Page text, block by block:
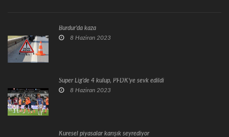
Burdur'da kaza
8 Haziran 2023
Süper Lig'de 4 kulüp, PFDK'ye sevk edildi
8 Haziran 2023
Küresel piyasalar karışık seyrediyor